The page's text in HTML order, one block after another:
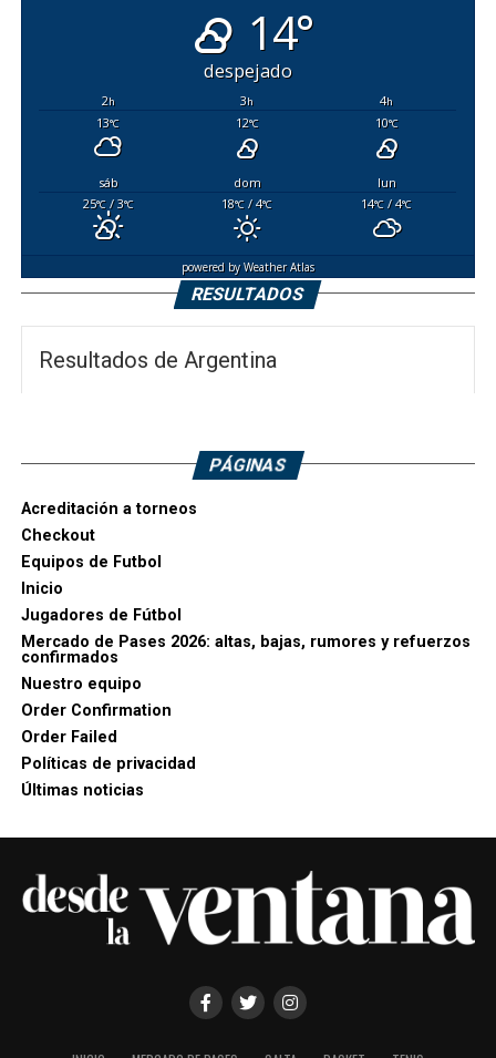
14°
despejado
2h 3h 4h
13°C 12°C 10°C
sáb dom
lun
25°C/ 3°C 18°C / 4°C 14°C / 4°C
powered byWeather Atlas
RESULTADOS
Resultados de Argentina
PÁGINAS
Acreditación a torneos
Checkout
Equipos de Futbol
Inicio
Jugadores de Fútbol
Mercado de Pases 2026: altas, bajas, rumores y refuerzos
confirmados
Nuestro equipo
Order Confirmation
Order Failed
Políticas de privacidad
Últimas noticias